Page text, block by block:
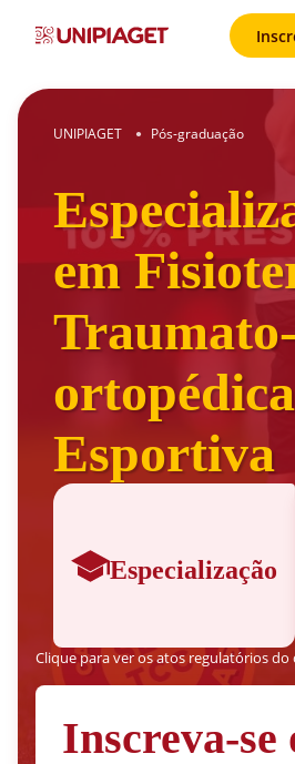
UNIPIAGET ● Pós-graduação
em
Esportiva
Especialização
Inscreva-se
Clique para ver os atos regulatórios do